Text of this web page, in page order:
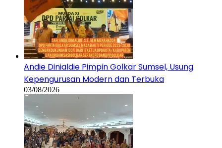
Andie Dinialdie Pimpin Golkar Sumsel, Usung
Kepengurusan Modern dan Terbuka
03/08/2026